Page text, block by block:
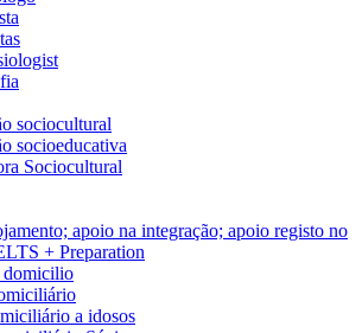
sociocultural
socioeducativa
Sociocultural
apoio na integração; apoio registo no
+ Preparation
domicilio
a idosos